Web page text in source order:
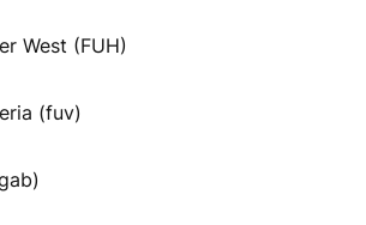
West (FUH)
(fuv)